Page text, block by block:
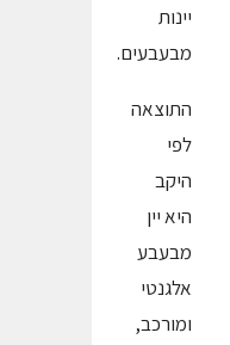
יינות
מבעבעים.
התוצאה
לפי
היקב
היא יין
מבעבע
אלגנטי
ומורכב,